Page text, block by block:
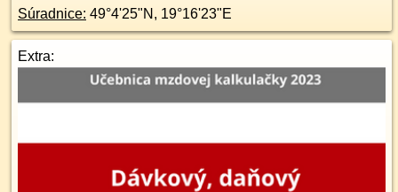
Súradnice: 49°4'25"N , 19°16'23"E
Extra: